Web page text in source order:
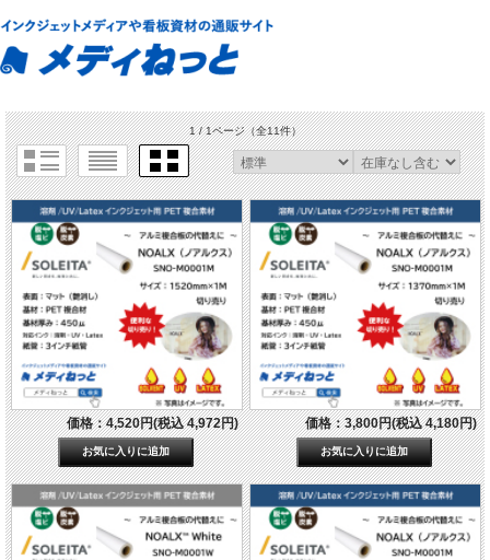
1 / 1ページ（全11件）
価格：4,520円(税込 4,972円) 価格：3,800円(税込 4,180円)